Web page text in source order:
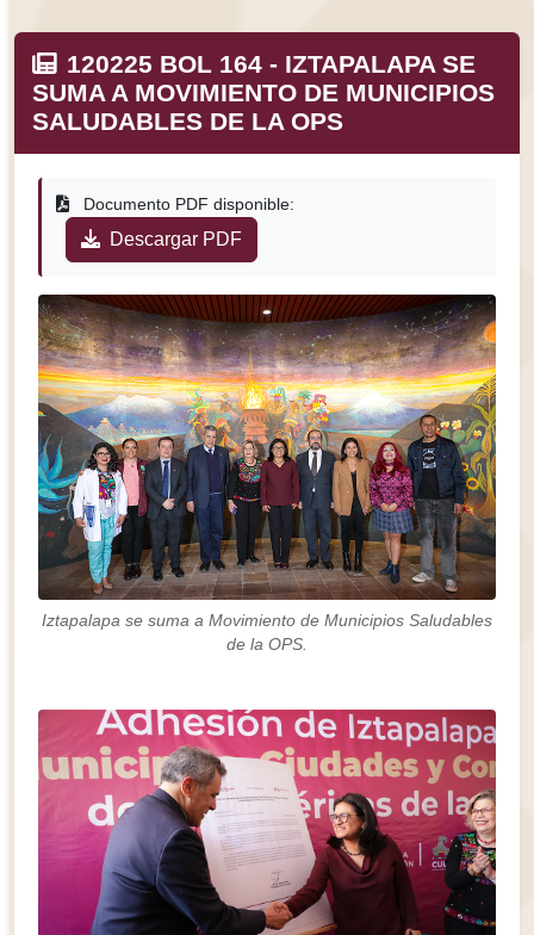
120225 BOL 164 - IZTAPALAPA SE
SUMA A MOVIMIENTO DE MUNICIPIOS
SALUDABLES DE LA OPS
Documento PDF disponible:
Descargar PDF
Iztapalapa se suma a Movimiento de Municipios Saludables
de la OPS.